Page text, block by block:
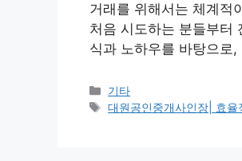
거래를 위해서는 체계적
처음 시도하는 분들부터
식과 노하우를 바탕으로
Categories
기타
Tags
대원공인중개사인장| 효